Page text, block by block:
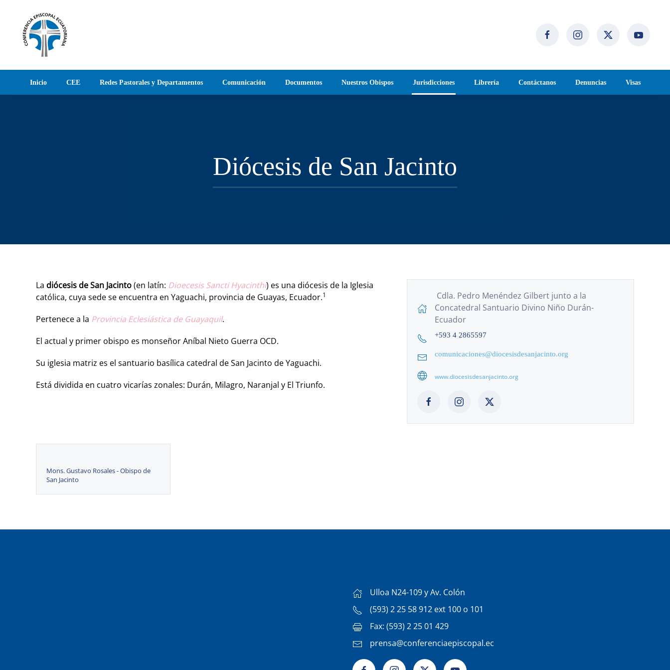
Skip to main content
Inicio CEE Redes Pastorales y Departamentos Comunicación Documentos Nuestros Obispos Jurisdicciones Librería Contáctanos Denuncias Visas
Diócesis de San Jacinto
La diócesis de San Jacinto(en latín: Dioecesis Sancti Hyacinthi) es una diócesis de la Iglesia
católica, cuya sede se encuentra en Yaguachi, provincia de Guayas, Ecuador.1
Pertenece a la Provincia Eclesiástica de Guayaquil.
El actual y primer obispo es monseñor Aníbal Nieto Guerra OCD.
Su iglesia matriz es el santuario basílica catedral de San Jacinto de Yaguachi.
Está dividida en cuatro vicarías zonales: Durán, Milagro, Naranjal y El Triunfo.
Cdla. Pedro Menéndez Gilbert junto a la
Concatedral Santuario Divino Niño Durán-
Ecuador
+593 4 2865597
comunicaciones@diocesisdesanjacinto.org
www.diocesisdesanjacinto.org
Mons. Gustavo Rosales - Obispo de
San Jacinto
Ulloa N24-109 y Av. Colón
(593) 2 25 58 912 ext 100 o 101
Fax: (593) 2 25 01 429
prensa@conferenciaepiscopal.ec